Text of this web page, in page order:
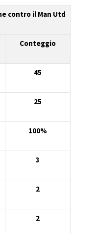
contro il Man Utd
Conteggio
45
25
100%
3
2
2